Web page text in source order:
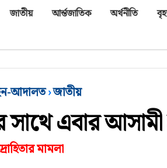
জাতীয় আর্ন্তজাতিক অর্থনীতি
আদালত›জাতীয়
সাথে এবার
মামলা